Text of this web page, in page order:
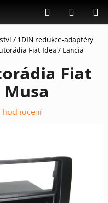
Hledat
KOŠÍK
/ 1DIN redukce-adaptéry
Fiat Idea / Lancia
Fiat